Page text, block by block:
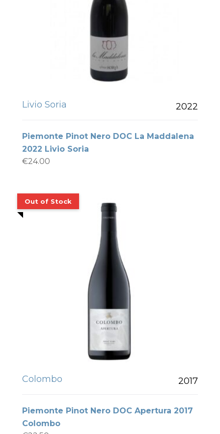
Livio Soria 2022
Piemonte Pinot Nero DOC La Maddalena
2022 Livio Soria
€24.00
Colombo 2017
Piemonte Pinot Nero DOC Apertura 2017
Colombo